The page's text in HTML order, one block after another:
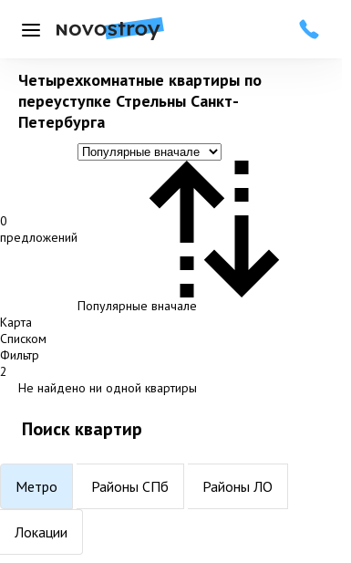
Меню
Четырехкомнатные квартиры по
переуступке Стрельны Санкт-
Петербурга
0
предложений
Популярные вначале
Карта
Списком
Фильтр
2
Не найдено ни одной квартиры
Поиск квартир
Метро Районы СПб Районы ЛО
Локации